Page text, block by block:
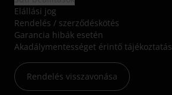
Elállási jog
Rendelés / szerződéskötés
Garancia hibák esetén
Akadálymentességet érintő tájékoztatás
Rendelés visszavonása